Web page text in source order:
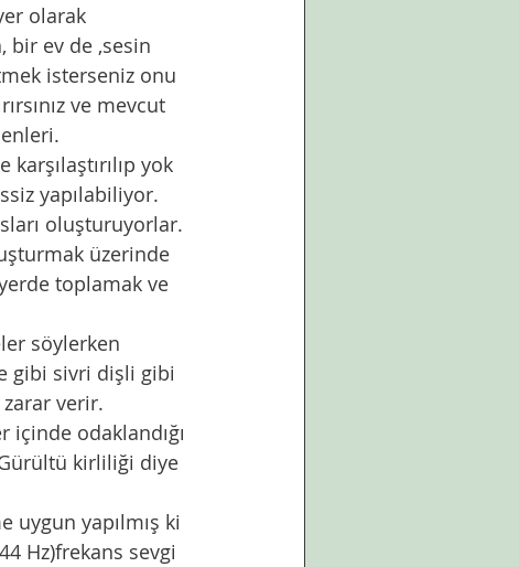
olarak
bir ev de ,sesin
isterseniz onu
ve mevcut
yok
yapılabiliyor.
oluşturuyorlar.
üzerinde
toplamak ve
söylerken
gibi sivri dişli gibi
zarar verir.
içinde odaklandığı
kirliliği diye
uygun yapılmış ki
Hz)frekans sevgi